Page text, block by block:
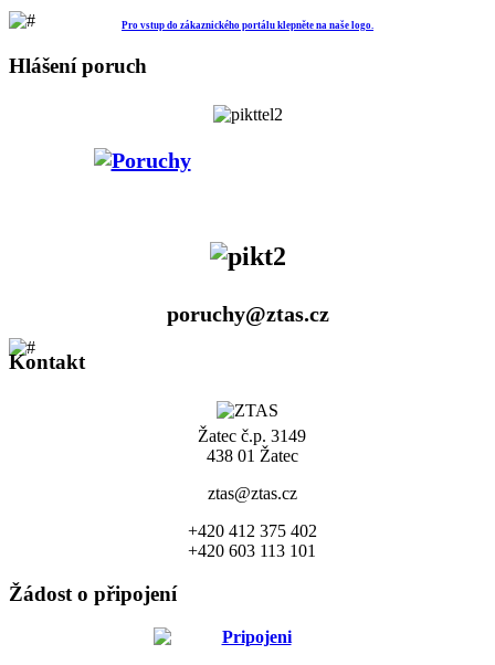
Pro vstup do zákaznického portálu klepněte na naše logo.
Hlášení poruch
poruchy@ztas.cz
Kontakt
Žatec č.p. 3149
438 01 Žatec
ztas@ztas.cz
+420 412 375 402
+420 603 113 101
Žádost o připojení